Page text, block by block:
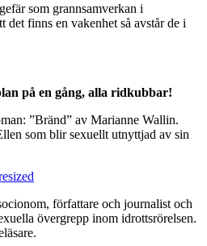
som grannsamverkan i
det finns en vakenhet så avstår de i
på en gång, alla ridkubbar!
”Bränd” av Marianne Wallin.
som blir sexuellt utnyttjad av sin
författare och journalist och
övergrepp inom idrottsrörelsen.